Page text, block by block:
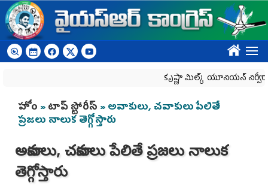
Skip to main content
????
కృష్ణా మిల్క్‌ యూనియన్‌ నిర్వీర్యానికి
You are here
హోం »టాప్ స్టోరీస్ » అవాకులు, చవాకులు పేలితే
ప్రజలు నాలుక తెగ్గోస్తారు
అవాకులు, చవాకులు పేలితే ప్రజలు నాలుక
తెగ్గోస్తారు